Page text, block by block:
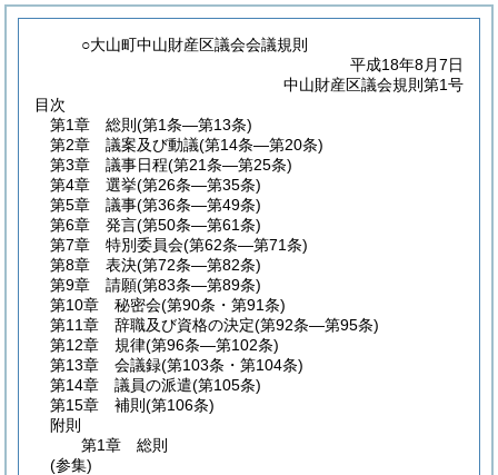
○大山町中山財産区議会会議規則
平成18年8月7日
中山財産区議会規則第1号
目次
第1章
総則 (第1条―第13条)
第2章
議案及び動議(第14条―第20条)
第3章
議事日程(第21条―第25条)
第4章
選挙(第26条―第35条)
第5章
議事(第36条―第49条)
第6章
発言(第50条―第61条)
第7章
特別委員会(第62条―第71条)
第8章
表決(第72条―第82条)
第9章
請願(第83条―第89条)
第10章
秘密会(第90条・第91条)
第11章
辞職及び資格の決定(第92条―第95条)
第12章
規律(第96条―第102条)
第13章
会議録(第103条・第104条)
第14章
議員の派遣(第105条)
第15章
補則 (第106条)
附則
第1章
総則
(参集)